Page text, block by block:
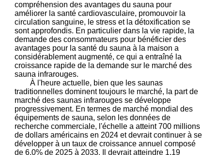
compréhension des avantages du sauna pour
améliorer la santé cardiovasculaire, promouvoir la
circulation sanguine, le stress et la détoxification se
sont approfondis. En particulier dans la vie rapide, la
demande des consommateurs pour bénéficier des
avantages pour la santé du sauna à la maison a
considérablement augmenté, ce qui a entraîné la
croissance rapide de la demande sur le marché des
sauna infrarouges.
À l'heure actuelle, bien que les saunas
traditionnelles dominent toujours le marché, la part de
marché des saunas infrarouges se développe
progressivement. En termes de marché mondial des
équipements de sauna, selon les données de
recherche commerciale, l'échelle a atteint 700 millions
de dollars américains en 2024 et devrait continuer à se
développer à un taux de croissance annuel composé
de 6,0% de 2025 à 2033. Il devrait atteindre 1,19